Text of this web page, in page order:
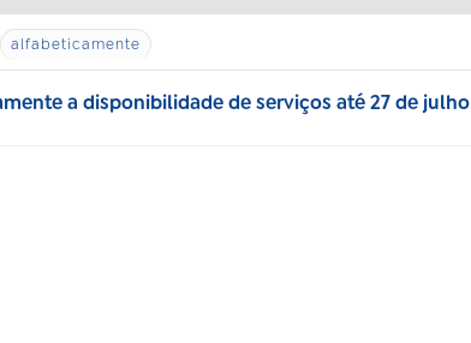
alfabeticamente
a disponibilidade de serviços até 27 de julho